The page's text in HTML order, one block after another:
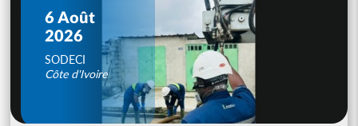
6 Août
2026
SODECI
Côte d'Ivoire